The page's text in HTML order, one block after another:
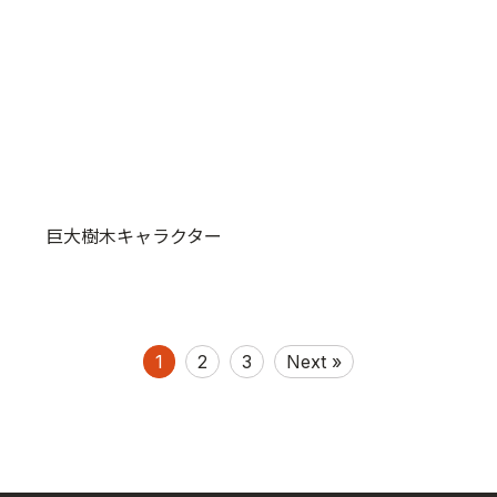
巨大樹木キャラクター
1 2 3 Next »